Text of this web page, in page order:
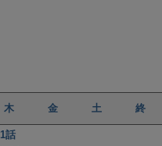
木 金 土 終
話